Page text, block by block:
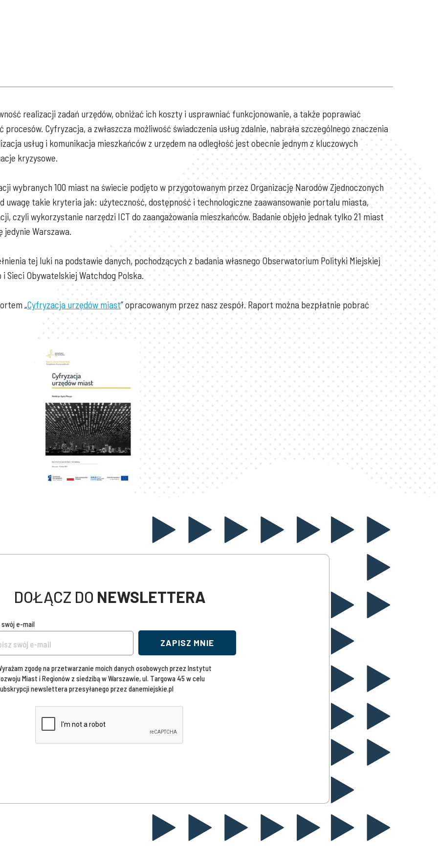
realizacji zadań urzędów, obniżać ich koszty i usprawniać funkcjonowanie, a także poprawiać
Cyfryzacja, a zwłaszcza możliwość świadczenia usług zdalnie, nabrała szczególnego znaczenia
usług i komunikacja mieszkańców z urzędem na odległość jest obecnie jednym z kluczowych
kryzysowe.
wybranych 100 miast na świecie podjęto w przygotowanym przez Organizację Narodów Zjednoczonych
uwagę takie kryteria jak: użyteczność, dostępność i technologiczne zaawansowanie portalu miasta,
czyli wykorzystanie narzędzi ICT do zaangażowania mieszkańców. Badanie objęło jednak tylko 21 miast
jedynie Warszawa.
tej luki na podstawie danych, pochodzących z badania własnego Obserwatorium Polityki Miejskiej
Sieci Obywatelskiej Watchdog Polska.
„Cyfryzacja urzędów miast” opracowanym przez nasz zespół. Raport można bezpłatnie pobrać
DOŁĄCZ DO NEWSLETTERA
swój e-mail
ZAPISZ MNIE
zgodę na przetwarzanie moich danych osobowych przez Instytut
Miast i Regionów z siedzibą w Warszawie, ul. Targowa 45 w celu
newslettera przesyłanego przez danemiejskie.pl